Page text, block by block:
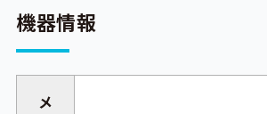
機器情報
メ